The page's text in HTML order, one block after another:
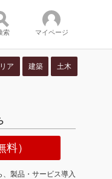
索 マイページ
ア 建築 土木
）
製品・サービス導入